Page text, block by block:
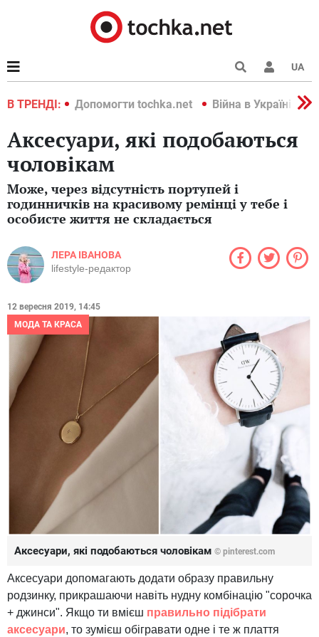
UA
В ТРЕНДІ:
2022 Допомогти tochka.net Війна в Україні 2022
Аксесуари, які подобаються
чоловікам
Може, через відсутність портупей і
годинничків на красивому ремінці у тебе і
особисте життя не складається
ЛЕРА ІВАНОВА
lifestyle-редактор
12 вересня 2019, 14:45
МОДА ТА КРАСА
Аксесуари, які подобаються чоловікам © pinterest.com
Аксесуари допомагають додати образу правильну
родзинку, прикрашаючи навіть нудну комбінацію "сорочка
+ джинси". Якщо ти вмієш правильно підібрати
аксесуари, то зумієш обігравати одне і те ж плаття